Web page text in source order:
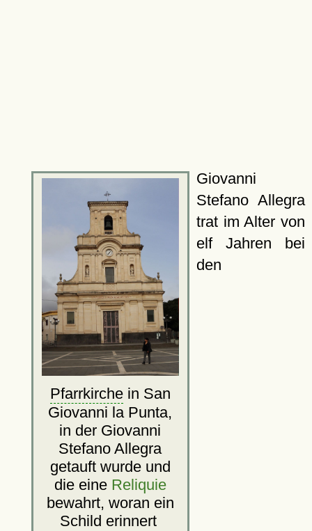
Pfarrkirchein San
Giovanni la Punta,
in der Giovanni
Stefano Allegra
getauft wurde und
die eine Reliquie
bewahrt, woran ein
Schild erinnert
Giovanni
Stefano Allegra
trat im Alter von
elf Jahren bei
den